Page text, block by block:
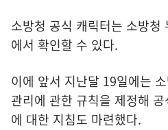
소방청 공식 캐릭터는 소방청
에서 확인할 수 있다.
이에 앞서 지난달 19일에는
관리에 관한 규칙을 제정해
에 대한 지침도 마련했다.